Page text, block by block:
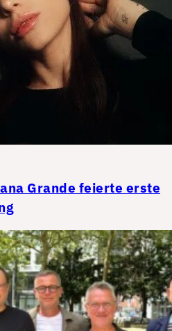
Grande feierte erste